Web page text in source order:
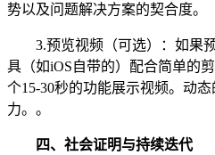
势以及问题解决方案的契合度。
3.预览视频（可选）：如果
具（如iOS自带的）配合简单的
个15-30秒的功能展示视频。动
力。。
四、 社会证明与持续迭代